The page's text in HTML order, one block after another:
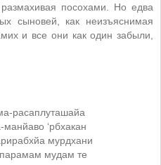
посохами. Но едва
сыновей, как неизъяснимая
и все они как один забыли,
расаплуташайа
манйаво ‘рбхакан
мурдхани
мудам те